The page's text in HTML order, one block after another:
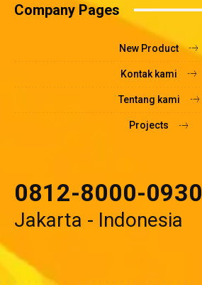
Company Pages
New Product
Kontak kami
Tentang kami
Projects
0812-8000-0930
Jakarta - Indonesia